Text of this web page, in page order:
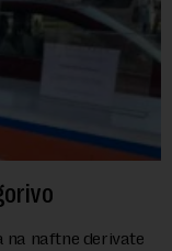
na naftne derivate